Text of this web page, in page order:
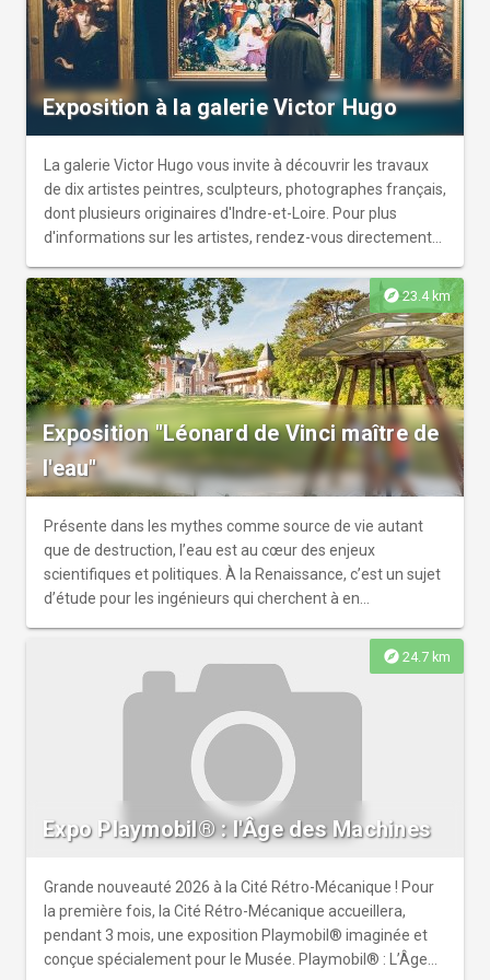
demeures les chemins incertains de la gloire et de la
fortune Inclus dans le billet d’entrée au château.
Exposition à la galerie Victor Hugo
La galerie Victor Hugo vous invite à découvrir les travaux
de dix artistes peintres, sculpteurs, photographes français,
dont plusieurs originaires d'Indre-et-Loire. Pour plus
d'informations sur les artistes, rendez-vous directement
https://www.galerie60victorhugo.com/exposition-du-18-
juillet-au-16-aout/
explore 23.4 km
Exposition "Léonard de Vinci maître de
l'eau"
Présente dans les mythes comme source de vie autant
que de destruction, l’eau est au cœur des enjeux
scientifiques et politiques. À la Renaissance, c’est un sujet
d’étude pour les ingénieurs qui cherchent à en
s’inscrit pleinement dans cette dynamique qu’il renouvelle
par une approche expérimentale, transversale et
profondément novatrice. Il observe les mouvements de
l’eau développant une pensée visionnaire de l’ingénierie
hydraulique. L’exposition retrace cette recherche continue,
portée par l’idée constante de maîtriser, transporter et
distribuer l'eau, et ainsi la rendre utile à l’humanité. Le
parcours présente projets hydrauliques à travers dessins
explore 24.7 km
Expo Playmobil® : l'Âge des Machines
Grande nouveauté 2026 à la Cité Rétro-Mécanique ! Pour
la première fois, la Cité Rétro-Mécanique accueillera,
pendant 3 mois, une exposition Playmobil® imaginée et
conçue spécialement pour le Musée. Playmobil® : L’Âge